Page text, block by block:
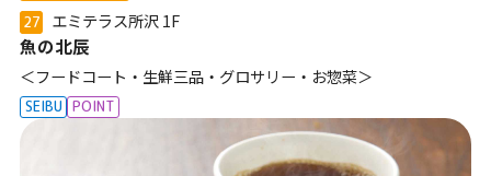
27
エミテラス所沢 1F
魚の北辰
＜フードコート・生鮮三品・グロサリー・お惣菜＞
SEIBU POINT